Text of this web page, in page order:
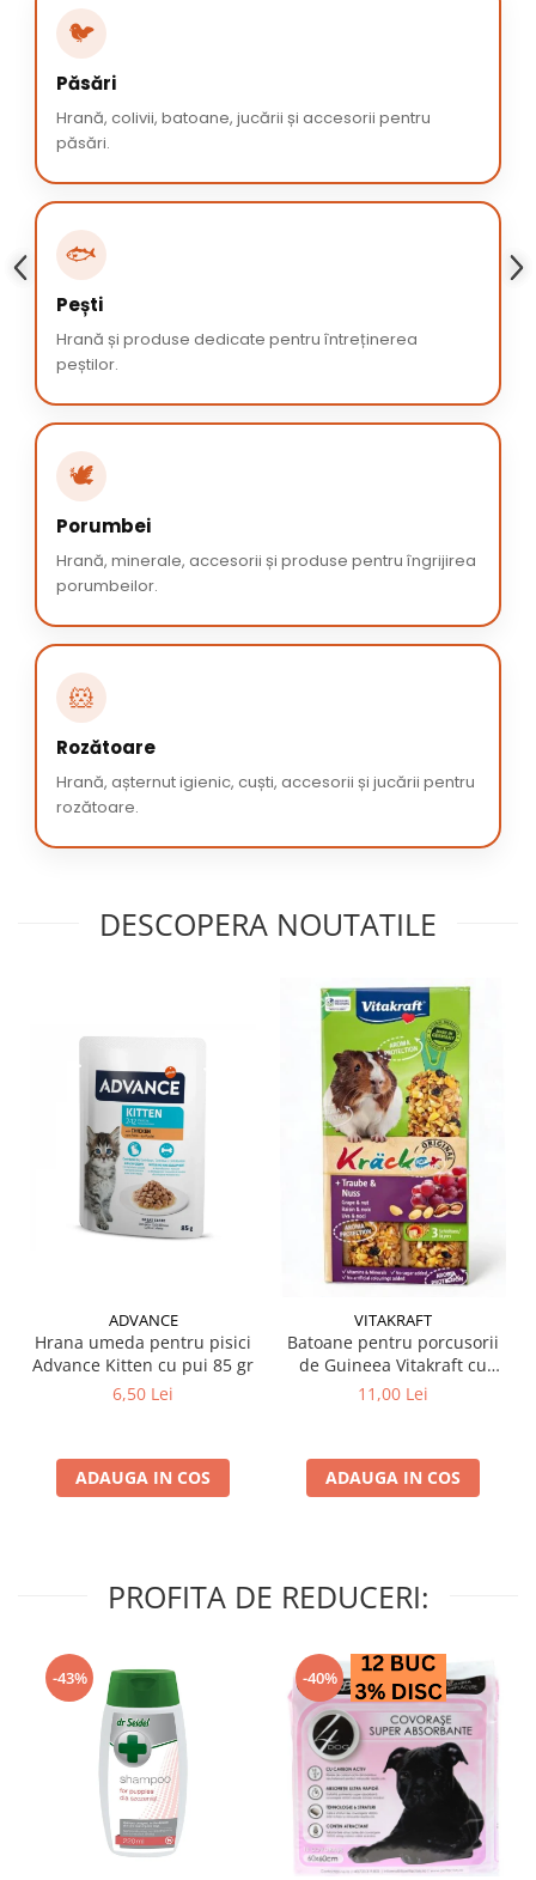
🐦
Păsări
Hrană, colivii, batoane, jucării și accesorii pentru
păsări.
🐟
Pești
Hrană și produse dedicate pentru întreținerea
peștilor.
🕊️
Porumbei
Hrană, minerale, accesorii și produse pentru îngrijirea
porumbeilor.
🐹
Rozătoare
Hrană, așternut igienic, cuști, accesorii și jucării pentru
rozătoare.
DESCOPERA NOUTATILE
ADVANCE
Hrana umeda pentru pisici
Advance Kitten cu pui 85 gr
6,50 Lei
ADAUGA IN COS
VITAKRAFT
Batoane pentru porcusorii
de Guineea Vitakraft cu
struguri & nuci 2 buc
11,00 Lei
ADAUGA IN COS
PROFITA DE REDUCERI:
-43% -40%